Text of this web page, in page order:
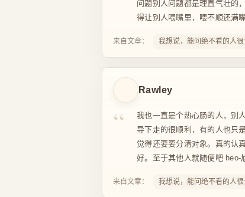
问题别人问题都是理直气壮的
得让别人喂嘴里，喂不顺还满
来自文章： 我想说，能问绝不看的人很
Rawley
“
我也一直是个热心肠的人，别
导下走的很顺利，有的人也只
觉得还要要分清对象。真的认
好。至于其他人就随便吧 heo-
来自文章： 我想说，能问绝不看的人很